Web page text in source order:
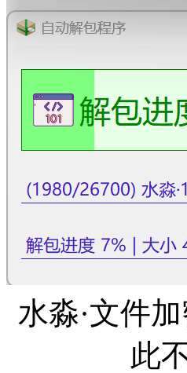
水淼·文件
此